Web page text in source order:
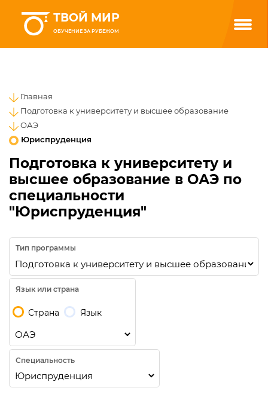
ТВОЙ МИР
ОБУЧЕНИЕ ЗА РУБЕЖОМ
Главная
Подготовка к университету и высшее образование
ОАЭ
Юриспруденция
Подготовка к университету и
высшее образование в ОАЭ по
специальности
"Юриспруденция"
Тип программы
Язык или страна
Страна Язык
Специальность